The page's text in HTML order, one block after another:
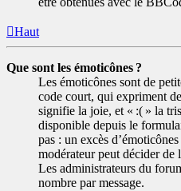
Haut
Que sont les émoticônes ?
Les émoticônes sont de
code court, qui expriment
signifie la joie, et « :( » la
disponible depuis le
pas : un excès
modérateur peut décider
Les administrateurs du
nombre par message.